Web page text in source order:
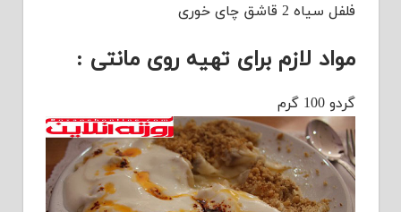
فلفل سیاه 2 قاشق چای خوری
مواد لازم برای تهیه روی مانتی :
گردو 100 گرم